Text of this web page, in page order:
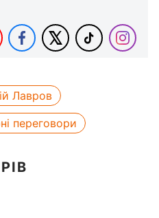
Лавров
переговори